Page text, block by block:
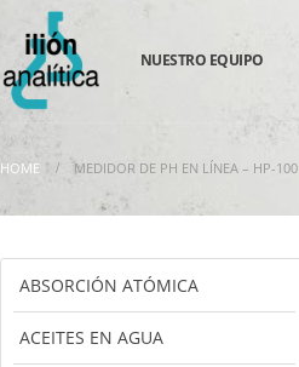
NUESTRO EQUIPO
HOME MEDIDOR DE PH EN LÍNEA – HP-100
ABSORCIÓN ATÓMICA
ACEITES EN AGUA